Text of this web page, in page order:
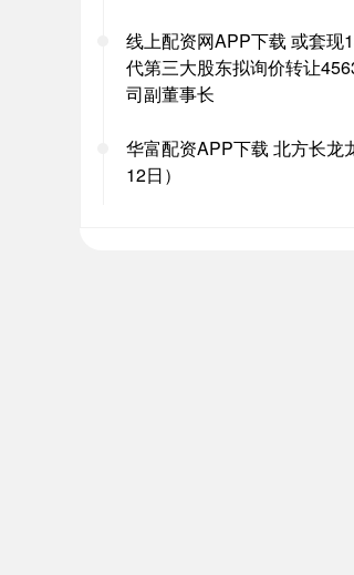
线上配资网APP下载 或套现
代第三大股东拟询价转让
司副董事长
华富配资APP下载 北方长龙
12日）